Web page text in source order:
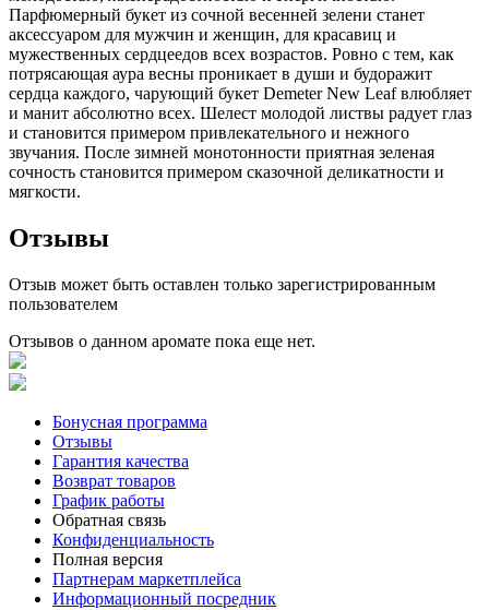
Парфюмерный букет из сочной весенней зелени станет
аксессуаром для мужчин и женщин, для красавиц и
мужественных сердцеедов всех возрастов. Ровно с тем, как
потрясающая аура весны проникает в души и будоражит
сердца каждого, чарующий букет Demeter New Leaf влюбляет
и манит абсолютно всех. Шелест молодой листвы радует глаз
и становится примером привлекательного и нежного
звучания. После зимней монотонности приятная зеленая
сочность становится примером сказочной деликатности и
мягкости.
Отзывы
Отзыв может быть оставлен только зарегистрированным
пользователем
Отзывов о данном аромате пока еще нет.
Бонусная программа
Отзывы
Гарантия качества
Возврат товаров
График работы
Обратная связь
Конфиденциальность
Полная версия
Партнерам маркетплейса
Информационный посредник